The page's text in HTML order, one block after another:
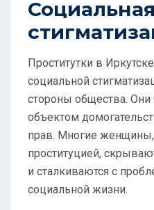
Социальная
Проститутки в
социальной
стороны общества. Они
объектом
прав. Многие
проституцией,
и сталкиваются с
социальной жизни.